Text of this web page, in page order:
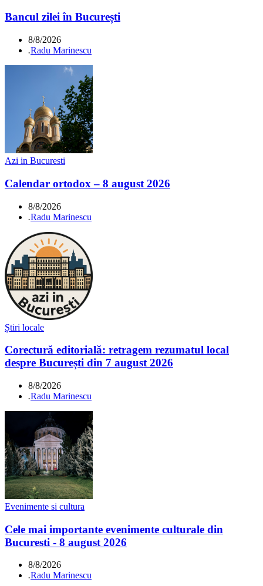
Bancul zilei în București
8/8/2026
.Radu Marinescu
Azi in Bucuresti
Calendar ortodox – 8 august 2026
8/8/2026
.Radu Marinescu
Știri locale
Corectură editorială: retragem rezumatul local
despre București din 7 august 2026
8/8/2026
.Radu Marinescu
Evenimente si cultura
Cele mai importante evenimente culturale din
Bucuresti - 8 august 2026
8/8/2026
.Radu Marinescu